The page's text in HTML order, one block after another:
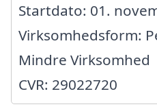
Startdato: 01.
Virksomhedsform:
Mindre Virksomhed
CVR: 29022720